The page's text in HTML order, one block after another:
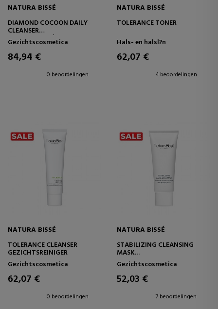
NATURA BISSÉ
DIAMOND COCOON DAILY
CLEANSER
REINIGINGSCRÈME
Gezichtscosmetica
84,94 €
0 beoordelingen
NATURA BISSÉ
TOLERANCE TONER
Hals- en halsl?n
62,07 €
4 beoordelingen
NATURA BISSÉ
TOLERANCE CLEANSER
GEZICHTSREINIGER
Gezichtscosmetica
62,07 €
0 beoordelingen
NATURA BISSÉ
STABILIZING CLEANSING
MASK
ZUIVEREND MASKER
Gezichtscosmetica
52,03 €
7 beoordelingen